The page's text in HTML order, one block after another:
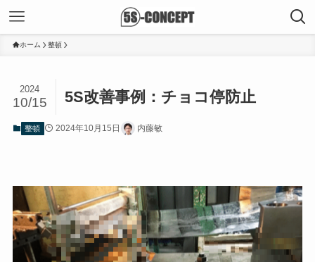
ホーム 整頓
5S改善事例：チョコ停防止
2024
10/15
整頓 2024年10月15日 内藤敏